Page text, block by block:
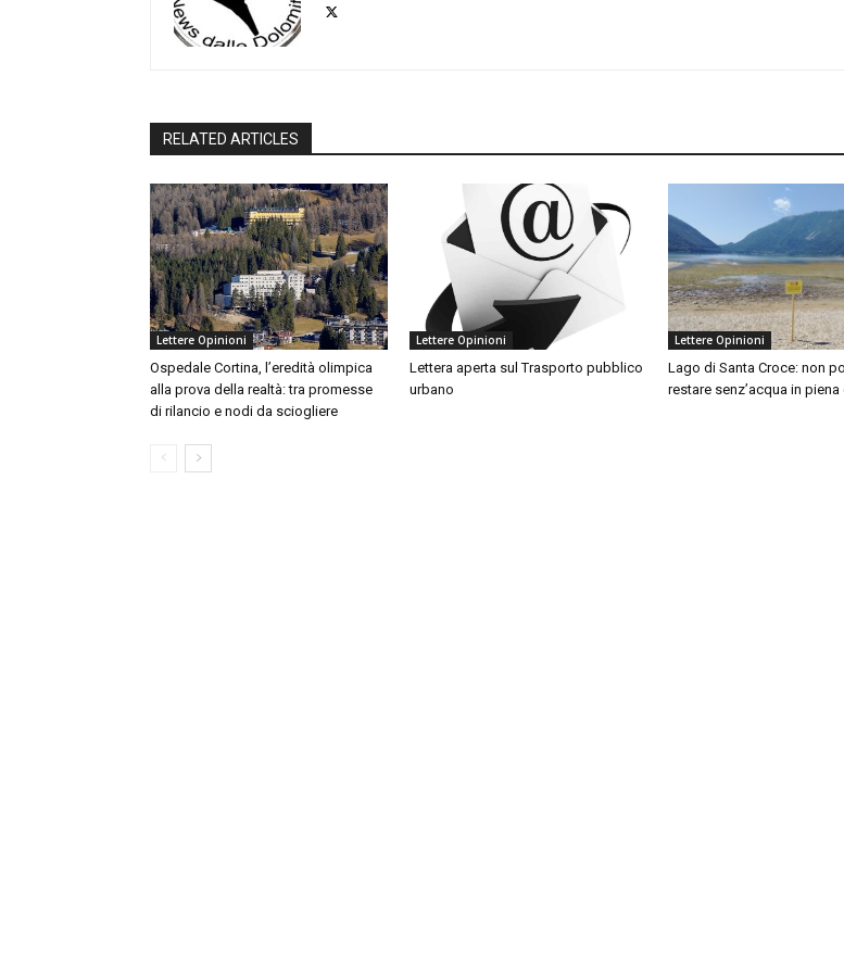
RELATED ARTICLES
Lettere Opinioni
Ospedale Cortina, l’eredità olimpica
alla prova della realtà: tra promesse
di rilancio e nodi da sciogliere
Lettere Opinioni
Lettera aperta sul Trasporto pubblico
urbano
Lettere Opinioni
Lago di Santa Croce: non
restare senz’acqua in